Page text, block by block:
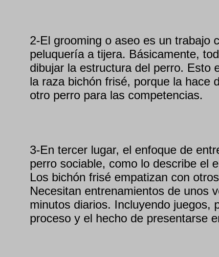
2-El grooming o aseo es un trabajo
peluquería a tijera. Básicamente,
dibujar la estructura del perro. Esto
la raza bichón frisé, porque la hace
otro perro para las competencias.
3-En tercer lugar, el enfoque de
perro sociable, como lo describe el
Los bichón frisé empatizan con
Necesitan entrenamientos de unos
minutos diarios. Incluyendo juegos,
proceso y el hecho de presentarse